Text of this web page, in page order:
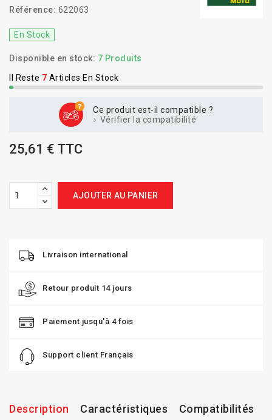
Référence: 622063
En Stock
Disponible en stock: 7 Produits
Il Reste 7 Articles En Stock
Ce produit est-il compatible ?
Vérifier la compatibilité
25,61 € TTC
AJOUTER AU PANIER
Livraison international
Retour produit 14 jours
Paiement jusqu'à 4 fois
Support client Français
Description Caractéristiques Compatibilités